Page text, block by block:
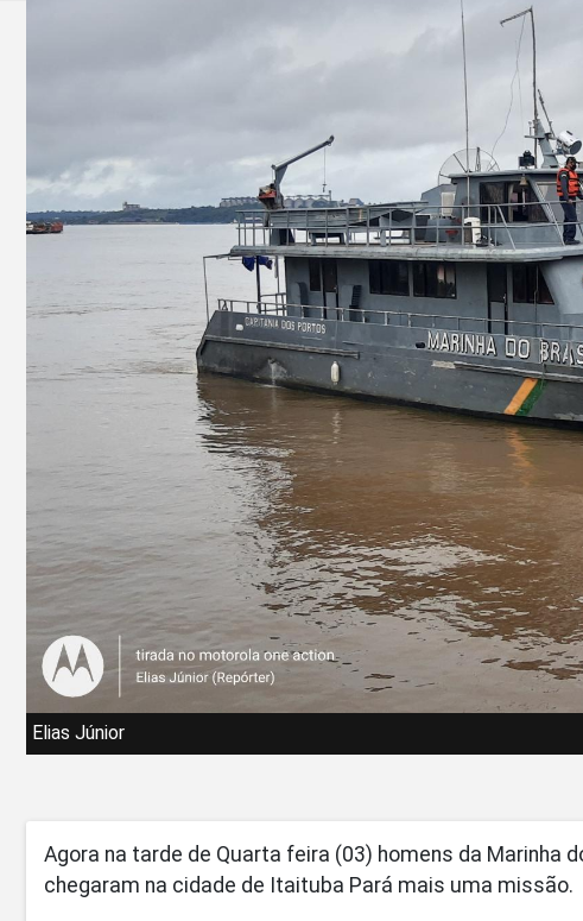
Elias Júnior
Agora na tarde de Quarta feira (03) homens da Marinha
chegaram na cidade de Itaituba Pará mais uma missão.